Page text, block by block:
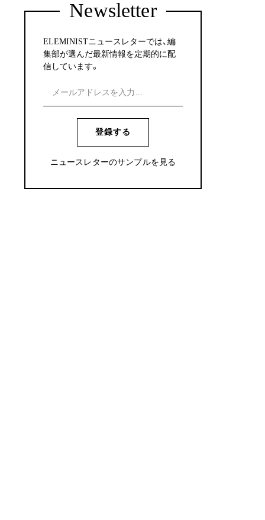
Newsletter
ELEMINISTニュースレターでは、編
集部が選んだ最新情報を定期的に配
信しています。
登録する
ニュースレターのサンプルを見る